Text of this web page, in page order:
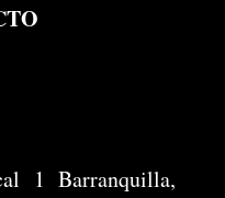
1 Barranquilla,